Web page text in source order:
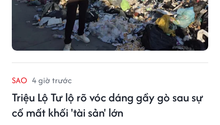
SAO 4 giờ trước
Triệu Lộ Tư lộ rõ vóc dáng gầy gò sau sự
cố mất khối 'tài sản' lớn